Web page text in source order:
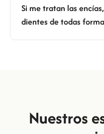
Si me tratan las
dientes de todas
Nuestros